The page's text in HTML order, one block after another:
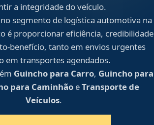
a integridade do veículo.
segmento de logística automotiva na
é proporcionar eficiência, credibilidade
benefício, tanto em envios urgentes
em transportes agendados.
Guincho para Carro, Guincho para
para CaminhãoeTransporte de
Veículos.